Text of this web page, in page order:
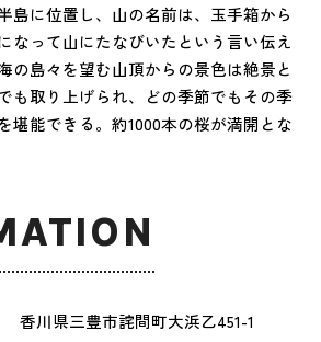
島に位置し、山の名前は、玉手箱から
なって山にたなびいたという言い伝え
の島々を望む山頂からの景色は絶景と
も取り上げられ、どの季節でもその季
堪能できる。約1000本の桜が満開とな
香川県三豊市詫間町大浜乙451-1